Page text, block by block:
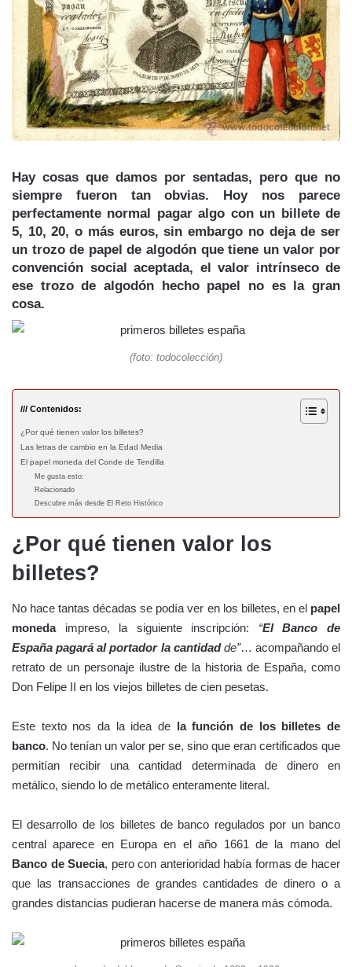
Hay cosas que damos por sentadas, pero que no
siempre fueron tan obvias. Hoy nos parece
perfectamente normal pagar algo con un billete de
5, 10, 20, o más euros, sin embargo no deja de ser
un trozo de papel de algodón que tiene un valor por
convención social aceptada, el valor intrínseco de
ese trozo de algodón hecho papel no es la gran
cosa.
(foto: todocolección)
/// Contenidos:
¿Por qué tienen valor los billetes?
Las letras de cambio en la Edad Media
El papel moneda del Conde de Tendilla
Me gusta esto:
Relacionado
Descubre más desde El Reto Histórico
¿Por qué tienen valor los
billetes?
No hace tantas décadas se podía ver en los billetes, en el papel
monedaimpreso, la siguiente inscripción: “El Banco de
España pagará al portador la cantidadde”… acompañando el
retrato de un personaje ilustre de la historia de España, como
Don Felipe II en los viejos billetes de cien pesetas.
Este texto nos da la idea de la función de los billetes de
banco. No tenían un valor per se, sino que eran certificados que
permitían recibir una cantidad determinada de dinero en
metálico, siendo lo de metálico enteramente literal.
El desarrollo de los billetes de banco regulados por un banco
central aparece en Europa en el año 1661 de la mano del
Banco de Suecia, pero con anterioridad había formas de hacer
que las transacciones de grandes cantidades de dinero o a
grandes distancias pudieran hacerse de manera más cómoda.